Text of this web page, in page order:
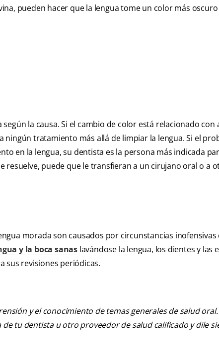
pueden hacer que la lengua tome un color más
la causa. Si el cambio de color está relacionado con
ningún tratamiento más allá de limpiar la lengua. Si el
en la lengua, su dentista es la persona más indicada
resuelve, puede que le transfieran a un cirujano oral o a
morada son causados por circunstancias inofensivas
y la boca sanas lavándose la lengua, los dientes y las
sus revisiones periódicas.
y el conocimiento de temas generales de salud
tu dentista u otro proveedor de salud calificado y dile